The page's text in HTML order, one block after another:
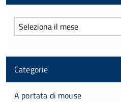
Archivi
Categorie
A portata di mouse